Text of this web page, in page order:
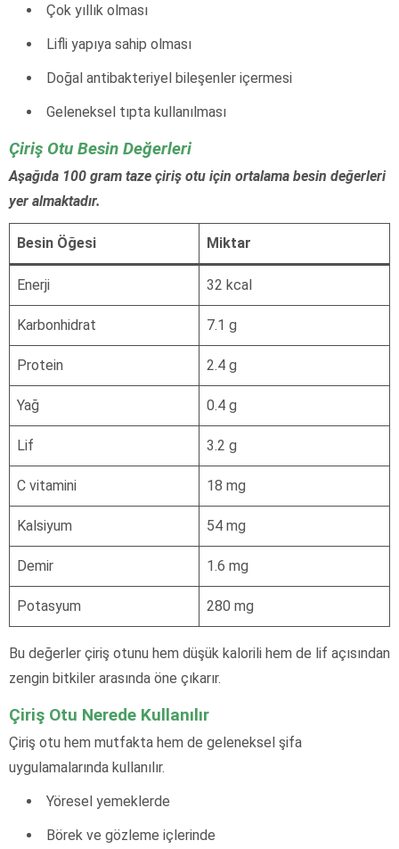
Çok yıllık olması
Lifli yapıya sahip olması
Doğal antibakteriyel bileşenler içermesi
Geleneksel tıpta kullanılması
Çiriş Otu Besin Değerleri
Aşağıda 100 gram taze çiriş otu için ortalama besin değerleri
yer almaktadır.
Besin Öğesi Miktar
Enerji 32 kcal
Karbonhidrat 7.1 g
Protein 2.4 g
Yağ 0.4 g
Lif 3.2 g
C vitamini 18 mg
Kalsiyum 54 mg
Demir 1.6 mg
Potasyum 280 mg
Bu değerler çiriş otunu hem düşük kalorili hem de lif açısından
zengin bitkiler arasında öne çıkarır.
Çiriş Otu Nerede Kullanılır
Çiriş otu hem mutfakta hem de geleneksel şifa
uygulamalarında kullanılır.
Yöresel yemeklerde
Börek ve gözleme içlerinde